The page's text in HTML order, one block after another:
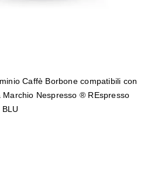
Caffè Borbone compatibili con
Nespresso ® REspresso